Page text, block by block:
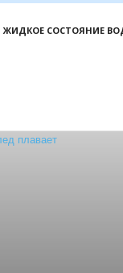
ЖИДКОЕ СОСТОЯНИЕ